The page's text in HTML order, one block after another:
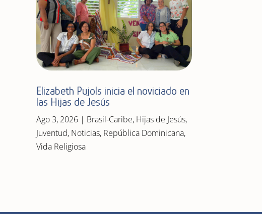
Elizabeth Pujols inicia el noviciado en
las Hijas de Jesús
Ago 3, 2026| Brasil-Caribe, Hijas de Jesús,
Juventud, Noticias, República Dominicana,
Vida Religiosa